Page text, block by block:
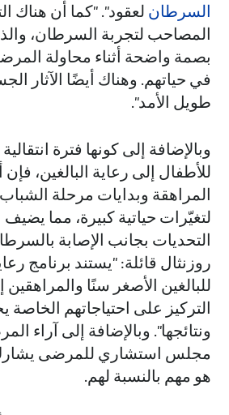
السرطان لعقود". "كما أن هناك
المصاحب لتجربة السرطان،
بصمة واضحة أثناء محاولة
في حياتهم. وهناك أيضًا الآثار
طويل الأمد".
وبالإضافة إلى كونها فترة
للأطفال إلى رعاية البالغين، فإن
المراهقة وبدايات مرحلة الشباب
لتغيّرات حياتية كبيرة، مما
التحديات بجانب الإصابة
روزنثال قائلة: "يستند برنامج
للبالغين الأصغر سنًا
التركيز على احتياجاتهم
ونتائجها". وبالإضافة إلى آراء
مجلس استشاري للمرضى
هو مهم بالنسبة لهم.